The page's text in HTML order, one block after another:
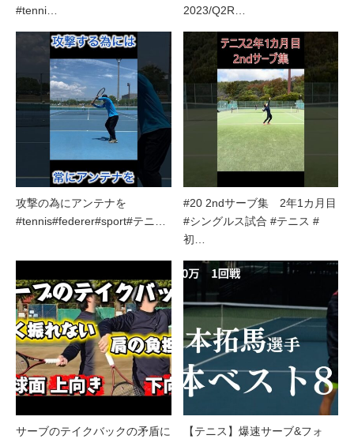
#tenni…
2023/Q2R…
攻撃の為にアンテナを
#tennis#federer#sport#テニ…
#20 2ndサーブ集 2年1カ月目
#シングルス試合 #テニス #
初…
サーブのテイクバックの矛盾に
【テニス】爆速サーブ&フォ